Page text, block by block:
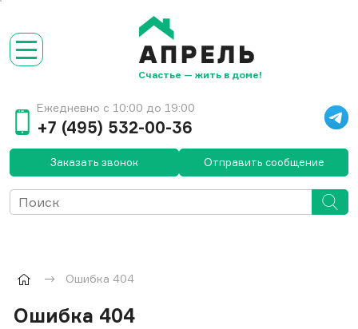
Счастье — жить в доме!
Ежедневно с 10:00 до 19:00
+7 (495) 532-00-36
Заказать звонок Отправить сообщение
Ошибка 404
Ошибка 404